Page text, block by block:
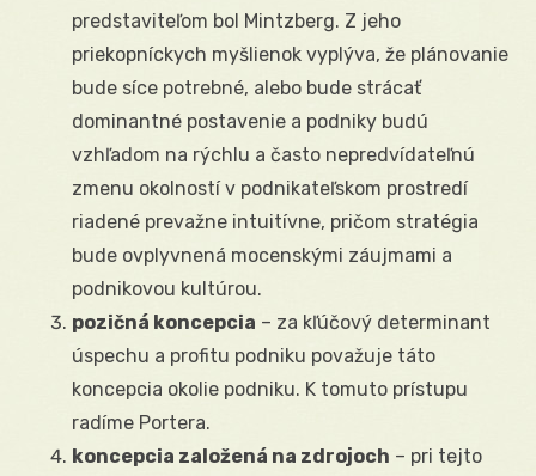
predstaviteľom bol Mintzberg. Z jeho
priekopníckych myšlienok vyplýva, že plánovanie
bude síce potrebné, alebo bude strácať
dominantné postavenie a podniky budú
vzhľadom na rýchlu a často nepredvídateľnú
zmenu okolností v podnikateľskom prostredí
riadené prevažne intuitívne, pričom stratégia
bude ovplyvnená mocenskými záujmami a
podnikovou kultúrou.
pozičná koncepcia – za kľúčový determinant
úspechu a profitu podniku považuje táto
koncepcia okolie podniku. K tomuto prístupu
radíme Portera.
koncepcia založená na zdrojoch – pri tejto